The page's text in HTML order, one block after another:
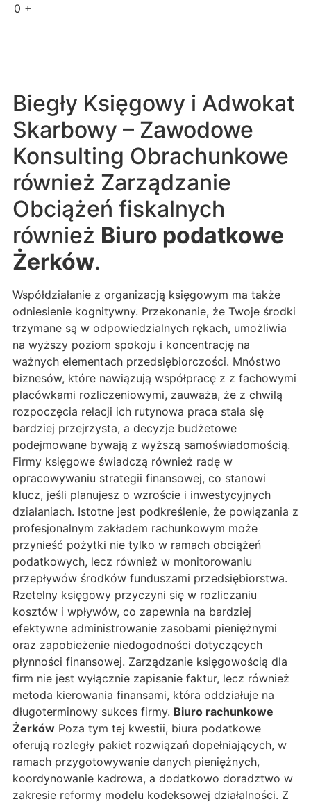
0 +
Biegły Księgowy i Adwokat
Skarbowy – Zawodowe
Konsulting Obrachunkowe
również Zarządzanie
Obciążeń fiskalnych
również Biuro podatkowe
Żerków.
Współdziałanie z organizacją księgowym ma także
odniesienie kognitywny. Przekonanie, że Twoje środki
trzymane są w odpowiedzialnych rękach, umożliwia
na wyższy poziom spokoju i koncentrację na
ważnych elementach przedsiębiorczości. Mnóstwo
biznesów, które nawiązują współpracę z z fachowymi
placówkami rozliczeniowymi, zauważa, że z chwilą
rozpoczęcia relacji ich rutynowa praca stała się
bardziej przejrzysta, a decyzje budżetowe
podejmowane bywają z wyższą samoświadomością.
Firmy księgowe świadczą również radę w
opracowywaniu strategii finansowej, co stanowi
klucz, jeśli planujesz o wzroście i inwestycyjnych
działaniach. Istotne jest podkreślenie, że powiązania z
profesjonalnym zakładem rachunkowym może
przynieść pożytki nie tylko w ramach obciążeń
podatkowych, lecz również w monitorowaniu
przepływów środków funduszami przedsiębiorstwa.
Rzetelny księgowy przyczyni się w rozliczaniu
kosztów i wpływów, co zapewnia na bardziej
efektywne administrowanie zasobami pieniężnymi
oraz zapobieżenie niedogodności dotyczących
płynności finansowej. Zarządzanie księgowością dla
firm nie jest wyłącznie zapisanie faktur, lecz również
metoda kierowania finansami, która oddziałuje na
długoterminowy sukces firmy. Biuro rachunkowe
Żerków Poza tym tej kwestii, biura podatkowe
oferują rozległy pakiet rozwiązań dopełniających, w
ramach przygotowywanie danych pieniężnych,
koordynowanie kadrowa, a dodatkowo doradztwo w
zakresie reformy modelu kodeksowej działalności. Z